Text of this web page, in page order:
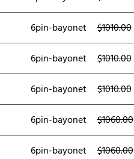
6pin-bayonet $1010.00
6pin-bayonet $1010.00
6pin-bayonet $1010.00
6pin-bayonet $1060.00
6pin-bayonet $1060.00